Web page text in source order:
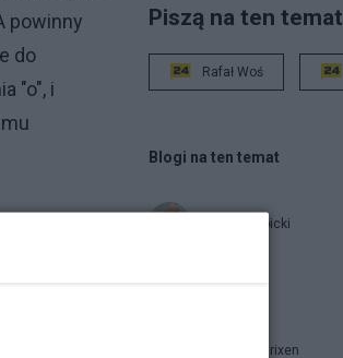
powinny
do
"o", i
samego
Piszą na ten temat
Rafał Woś
Blogi na ten temat
Jan Filip Libicki
Marcin B. Brixen